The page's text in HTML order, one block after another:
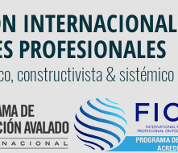
INTERNACIONAL
constructivista & sistémico
PROFESIONALES